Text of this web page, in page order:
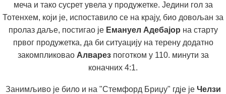
меча и тако сусрет увела у продужетке. Једини гол за
Тотенхем, који је, испоставило се на крају, био довољан за
пролаз даље, постигао је Емануел Адебајор на старту
првог продужетка, да би ситуацију на терену додатно
закомпликовао Алварезпоготком у 110. минути за
коначних 4:1.
Занимљиво је било и на "Стемфорд Бриџу" гдје јеЧелзи